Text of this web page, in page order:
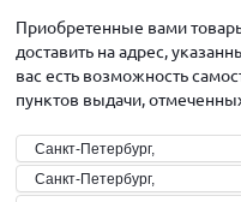
Приобретенные вами
доставить на адрес,
вас есть возможность
пунктов выдачи,
Санкт-Петербург,
Санкт-Петербург,